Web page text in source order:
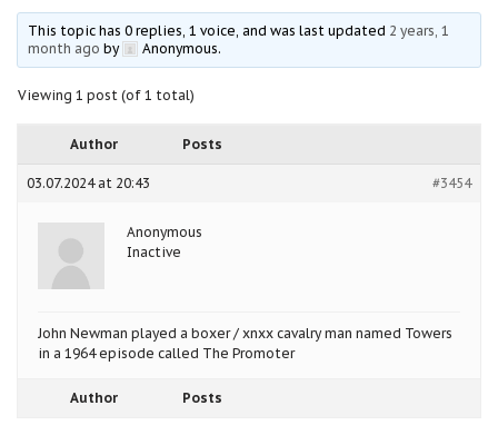
This topic has 0 replies, 1 voice, and was last updated 2 years, 1
month ago by Anonymous.
Viewing 1 post (of 1 total)
Author Posts
03.07.2024 at 20:43 #3454
Anonymous
Inactive
John Newman played a boxer / xnxx cavalry man named Towers
in a 1964 episode called The Promoter
Author Posts